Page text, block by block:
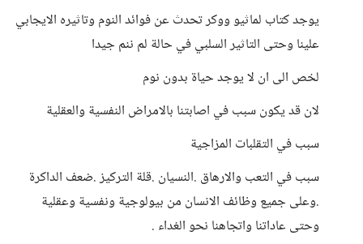
يوجد كتاب لماثيو ووكر تحدث عن فوائد النوم وتاثيره الايجابي
علينا وحتى التاثير السلبي في حالة لم ننم جيدا
لخص الى ان لا يوجد حياة بدون نوم
لان قد يكون سبب في اصابتنا بالامراض النفسية والعقلية
سبب في التقلبات المزاجية
سبب في التعب والارهاق .النسيان .قلة التركيز .ضعف الداكرة
.وعلى جميع وظائف الانسان من بيولوجية ونفسية وعقلية
وحتى عاداتنا واتجاهنا نحو الغداء .